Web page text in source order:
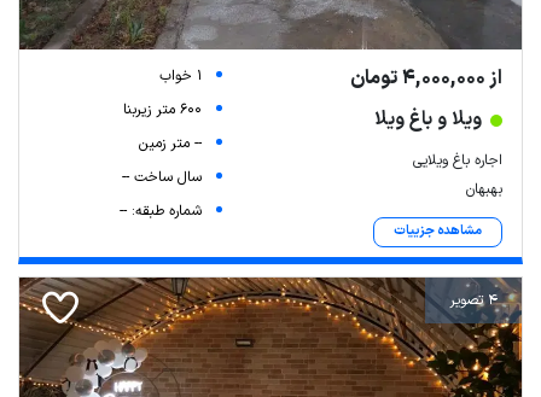
از 4,000,000 تومان
ویلا و باغ ویلا
اجاره باغ ویلایی
بهبهان
مشاهده جزییات
1 خواب
600 متر زیربنا
-- متر زمین
سال ساخت --
شماره طبقه: --
4 تصویر